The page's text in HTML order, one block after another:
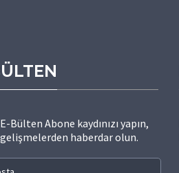
E-Bülten Abone kaydınızı yapın,
gelişmelerden haberdar olun.